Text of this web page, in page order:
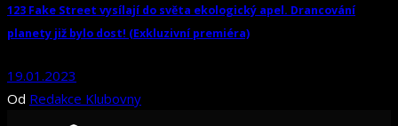
123 Fake Street vysílají do světa ekologický apel. Drancování
planety již bylo dost! (Exkluzivní premiéra)
19.01.2023
Od Redakce Klubovny